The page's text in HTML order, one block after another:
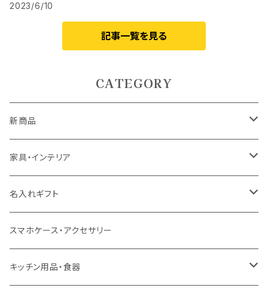
2023/6/10
記事一覧を見る
CATEGORY
新商品
5月9日UP
5月7日UP
4月10日UP
4月7日UP
家具・インテリア
カーテン
ドレープカーテン
レースカーテン
ラグ・マット
ラグ
テーブル
名入れギフト
食器
ドリンクウェア
インテリア用品
スマホケース・アクセサリー
キッチン用品・食器